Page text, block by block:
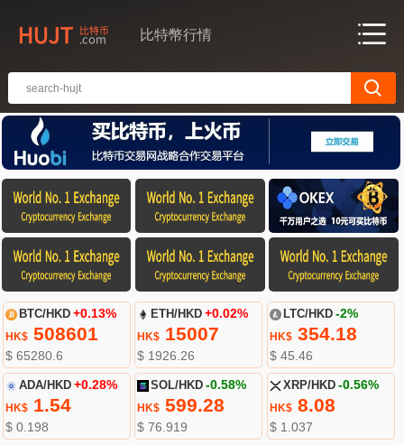
比特幣行情
BTC/HKD +0.13%
HK$508601
$ 65280.6
ETH/HKD +0.02%
HK$ 15007
$ 1926.26
LTC/HKD -2%
HK$354.18
$ 45.46
ADA/HKD +0.28%
HK$1.54
$ 0.198
SOL/HKD -0.58%
HK$ 599.28
$ 76.919
XRP/HKD -0.56%
HK$8.08
$ 1.037